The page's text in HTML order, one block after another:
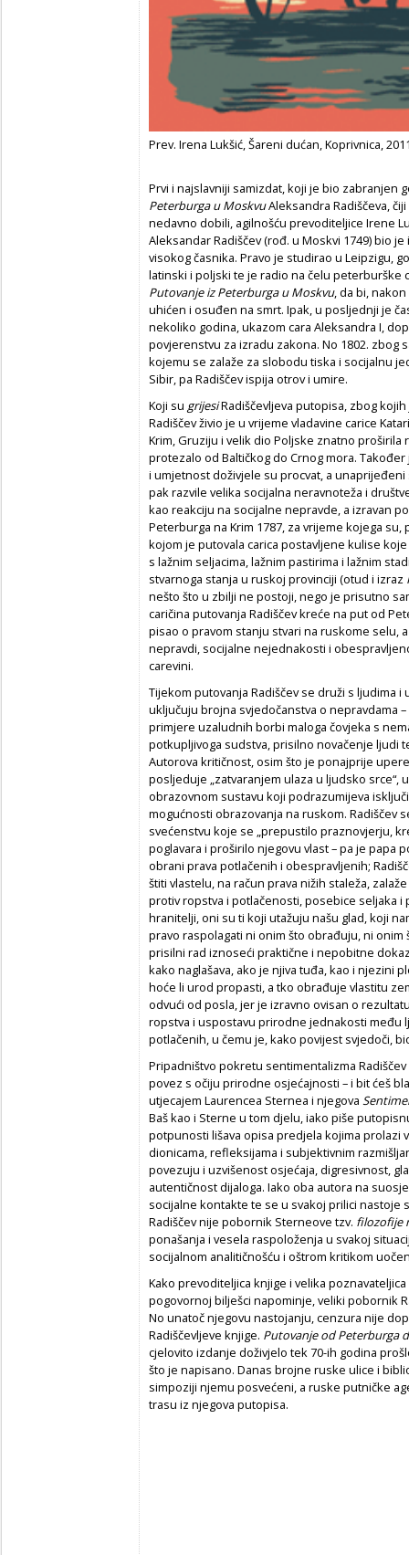
Prev. Irena Lukšić, Šareni dućan, Koprivnica,
Prvi i najslavniji samizdat, koji je bio zabranjen
Peterburga u MoskvuAleksandra Radiščeva,
nedavno dobili, agilnošću prevoditeljice Irene
Aleksandar Radiščev (rođ. u Moskvi 1749) bio
visokog časnika. Pravo je studirao u Leipzigu,
latinski i poljski te je radio na čelu peterburške
Putovanje iz Peterburga u Moskvu, da bi,
uhićen i osuđen na smrt. Ipak, u posljednji je
nekoliko godina, ukazom cara Aleksandra I,
povjerenstvu za izradu zakona. No 1802. zbog
kojemu se zalaže za slobodu tiska i socijalnu
Sibir, pa Radiščev ispija otrov i umire.
Koji su grijesiRadiščevljeva putopisa, zbog
Radiščev živio je u vrijeme vladavine carice
Krim, Gruziju i velik dio Poljske znatno
protezalo od Baltičkog do Crnog mora.
i umjetnost doživjele su procvat, a
pak razvile velika socijalna neravnoteža i
kao reakciju na socijalne nepravde, a izravan
Peterburga na Krim 1787, za vrijeme kojega
kojom je putovala carica postavljene kulise
s lažnim seljacima, lažnim pastirima i lažnim
stvarnoga stanja u ruskoj provinciji (otud i izraz
nešto što u zbilji ne postoji, nego je prisutno
caričina putovanja Radiščev kreće na put od
pisao o pravom stanju stvari na ruskome selu,
nepravdi, socijalne nejednakosti i
carevini.
Tijekom putovanja Radiščev se druži s ljudima
uključuju brojna svjedočanstva o nepravdama
primjere uzaludnih borbi maloga čovjeka s
potkupljivoga sudstva, prisilno novačenje ljudi
Autorova kritičnost, osim što je ponajprije
posljeduje „zatvaranjem ulaza u ljudsko
obrazovnom sustavu koji podrazumijeva
mogućnosti obrazovanja na ruskom. Radiščev
svećenstvu koje se „prepustilo praznovjerju,
poglavara i proširilo njegovu vlast – pa je papa
obrani prava potlačenih i obespravljenih;
štiti vlastelu, na račun prava nižih staleža,
protiv ropstva i potlačenosti, posebice seljaka i
hranitelji, oni su ti koji utažuju našu glad, koji
pravo raspolagati ni onim što obrađuju, ni
prisilni rad iznoseći praktične i nepobitne
kako naglašava, ako je njiva tuđa, kao i njezini
hoće li urod propasti, a tko obrađuje vlastitu
odvući od posla, jer je izravno ovisan o
ropstva i uspostavu prirodne jednakosti među
potlačenih, u čemu je, kako povijest svjedoči,
Pripadništvo pokretu sentimentalizma
povez s očiju prirodne osjećajnosti – i bit ćeš
utjecajem Laurencea Sternea i njegova
Baš kao i Sterne u tom djelu, iako piše
potpunosti lišava opisa predjela kojima prolazi
dionicama, refleksijama i subjektivnim
povezuju i uzvišenost osjećaja, digresivnost,
autentičnost dijaloga. Iako oba autora na
socijalne kontakte te se u svakoj prilici nastoje
Radiščev nije pobornik Sterneove tzv. filozofije
ponašanja i vesela raspoloženja u svakoj
socijalnom analitičnošću i oštrom kritikom
Kako prevoditeljica knjige i velika
pogovornoj bilješci napominje, veliki pobornik
No unatoč njegovu nastojanju, cenzura nije
Radiščevljeve knjige. Putovanje od Peterburga
cjelovito izdanje doživjelo tek 70-ih godina
što je napisano. Danas brojne ruske ulice i
simpoziji njemu posvećeni, a ruske putničke
trasu iz njegova putopisa.